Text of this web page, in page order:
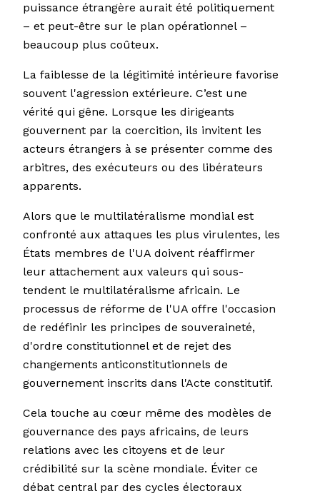
puissance étrangère aurait été politiquement
– et peut-être sur le plan opérationnel –
beaucoup plus coûteux.
La faiblesse de la légitimité intérieure favorise
souvent l'agression extérieure. C’est une
vérité qui gêne. Lorsque les dirigeants
gouvernent par la coercition, ils invitent les
acteurs étrangers à se présenter comme des
arbitres, des exécuteurs ou des libérateurs
apparents.
Alors que le multilatéralisme mondial est
confronté aux attaques les plus virulentes, les
États membres de l'UA doivent réaffirmer
leur attachement aux valeurs qui sous-
tendent le multilatéralisme africain. Le
processus de réforme de l'UA offre l'occasion
de redéfinir les principes de souveraineté,
d'ordre constitutionnel et de rejet des
changements anticonstitutionnels de
gouvernement inscrits dans l'Acte constitutif.
Cela touche au cœur même des modèles de
gouvernance des pays africains, de leurs
relations avec les citoyens et de leur
crédibilité sur la scène mondiale. Éviter ce
débat central par des cycles électoraux